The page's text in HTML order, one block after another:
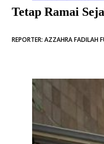
Tetap Ramai
REPORTER: AZZAHRA FADILAH